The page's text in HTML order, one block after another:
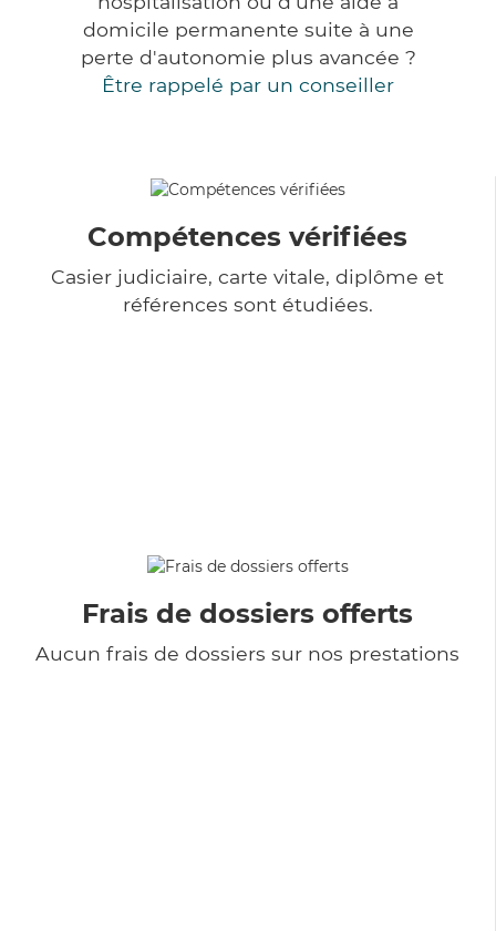
domicile permanente suite à une
perte d'autonomie plus avancée ?
Être rappelé par un conseiller
Compétences vérifiées
Casier judiciaire, carte vitale, diplôme et
références sont étudiées.
Frais de dossiers offerts
Aucun frais de dossiers sur nos prestations